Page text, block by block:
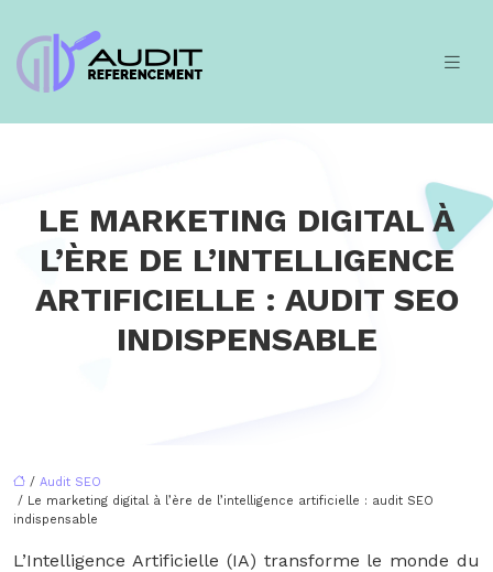
LE MARKETING DIGITAL À
L’ÈRE DE L’INTELLIGENCE
ARTIFICIELLE : AUDIT SEO
INDISPENSABLE
/ Audit SEO
/ Le marketing digital à l’ère de l’intelligence artificielle : audit SEO
indispensable
L’Intelligence Artificielle (IA) transforme le monde du